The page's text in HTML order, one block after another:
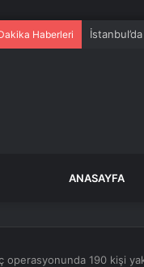
Haberleri
ANASAYFA
operasyonunda 190 kişi